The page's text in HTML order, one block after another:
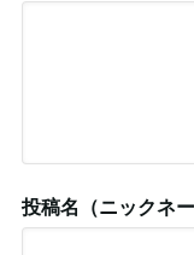
投稿名（ニックネー